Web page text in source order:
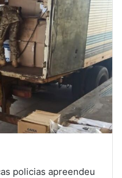
policias apreendeu